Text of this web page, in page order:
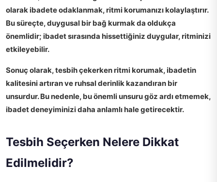
olarak ibadete odaklanmak, ritmi korumanızı kolaylaştırır.
Bu süreçte,duygusal bir bağ kurmak da oldukça
önemlidir; ibadet sırasında hissettiğiniz duygular, ritminizi
etkileyebilir.
Sonuç olarak, tesbih çekerken ritmi korumak, ibadetin
kalitesini artıran ve ruhsal derinlik kazandıran bir
unsurdur. Bu nedenle, bu önemli unsuru göz ardı etmemek,
ibadet deneyiminizi daha anlamlı hale getirecektir.
Tesbih Seçerken Nelere Dikkat
Edilmelidir?